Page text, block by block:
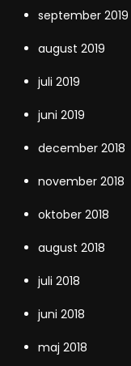
september 2019
august 2019
juli 2019
juni 2019
december 2018
november 2018
oktober 2018
august 2018
juli 2018
juni 2018
maj 2018